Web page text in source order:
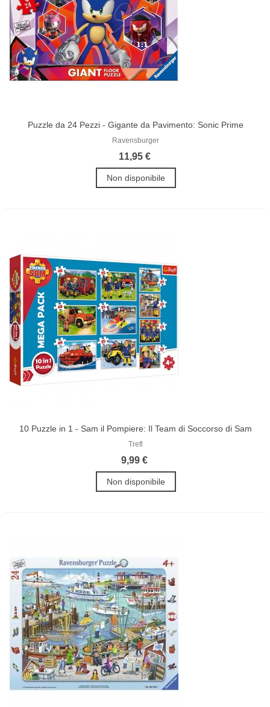
Puzzle da 24 Pezzi - Gigante da Pavimento: Sonic Prime
Ravensburger
11,95 €
Non disponibile
10 Puzzle in 1 - Sam il Pompiere: Il Team di Soccorso di Sam
Trefl
9,99 €
Non disponibile